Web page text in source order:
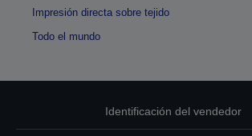
Impresión directa sobre tejido
Todo el mundo
Identificación del vendedor